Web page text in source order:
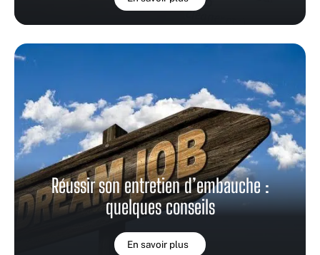
Réussir son entretien d’embauche :
quelques conseils
En savoir plus